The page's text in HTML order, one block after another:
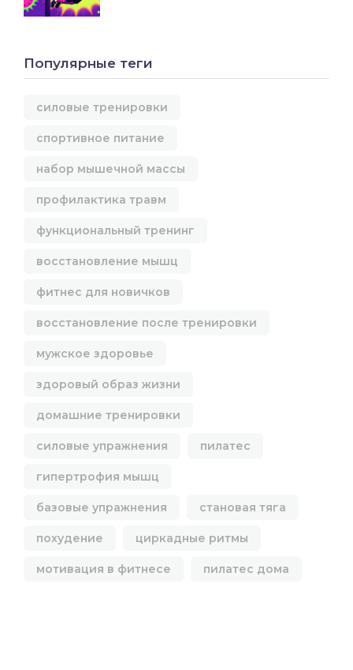
Популярные теги
силовые тренировки
спортивное питание
набор мышечной массы
профилактика травм
функциональный тренинг
восстановление мышц
фитнес для новичков
восстановление после тренировки
мужское здоровье
здоровый образ жизни
домашние тренировки
силовые упражнения пилатес
гипертрофия мышц
базовые упражнения становая тяга
похудение циркадные ритмы
мотивация в фитнесе пилатес дома